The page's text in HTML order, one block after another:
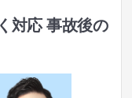
対応 事故後の